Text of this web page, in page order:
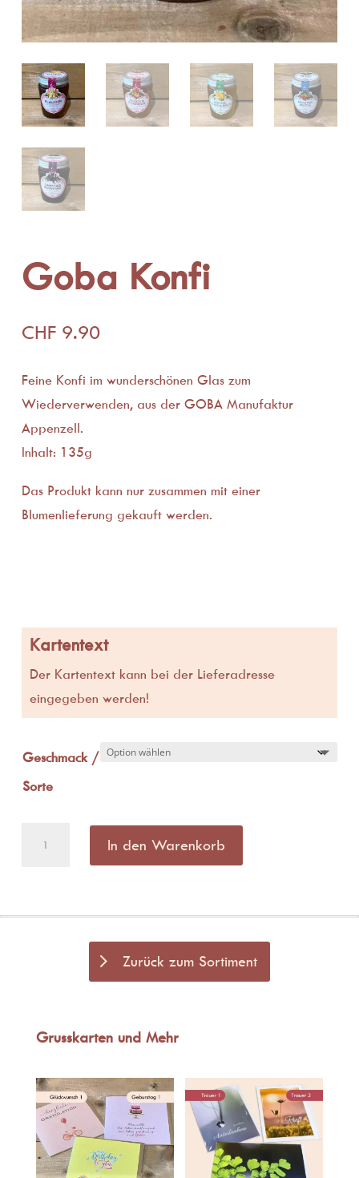
Goba Konfi
CHF 9.90
Feine Konfi im wunderschönen Glas zum
Wiederverwenden, aus der GOBA Manufaktur
Appenzell.
Inhalt: 135g
Das Produkt kann nur zusammen mit einer
Blumenlieferung gekauft werden.
Kartentext
Der Kartentext kann bei der Lieferadresse
eingegeben werden!
Geschmack /
Sorte
In den Warenkorb
Zurück zum Sortiment
Grusskarten und Mehr